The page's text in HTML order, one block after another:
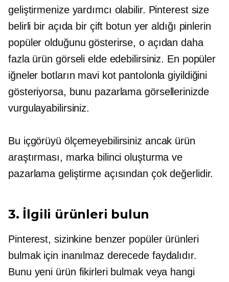
geliştirmenize yardımcı olabilir. Pinterest size
belirli bir açıda bir çift botun yer aldığı pinlerin
popüler olduğunu gösterirse, o açıdan daha
fazla ürün görseli elde edebilirsiniz. En popüler
iğneler botların mavi kot pantolonla giyildiğini
gösteriyorsa, bunu pazarlama görsellerinizde
vurgulayabilirsiniz.
Bu içgörüyü ölçemeyebilirsiniz ancak ürün
araştırması, marka bilinci oluşturma ve
pazarlama geliştirme açısından çok değerlidir.
3. İlgili ürünleri bulun
Pinterest, sizinkine benzer popüler ürünleri
bulmak için inanılmaz derecede faydalıdır.
Bunu yeni ürün fikirleri bulmak veya hangi